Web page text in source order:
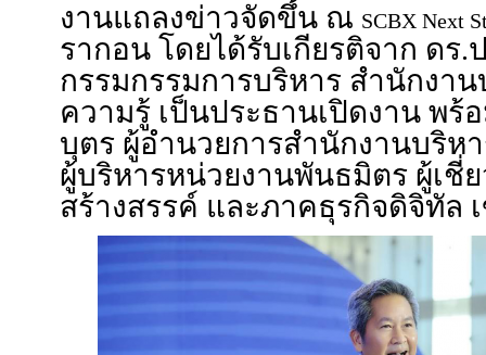
งานแถลงข่าวจัดขึ้น ณ SCBX Next
รากอน โดยได้รับเกียรติจาก ดร.
กรรมกรรมการบริหาร สำนักงา
ความรู้ เป็นประธานเปิดงาน พร้
บุตร ผู้อำนวยการสำนักงานบริ
ผู้บริหารหน่วยงานพันธมิตร ผู้เ
สร้างสรรค์ และภาคธุรกิจดิจิทัล